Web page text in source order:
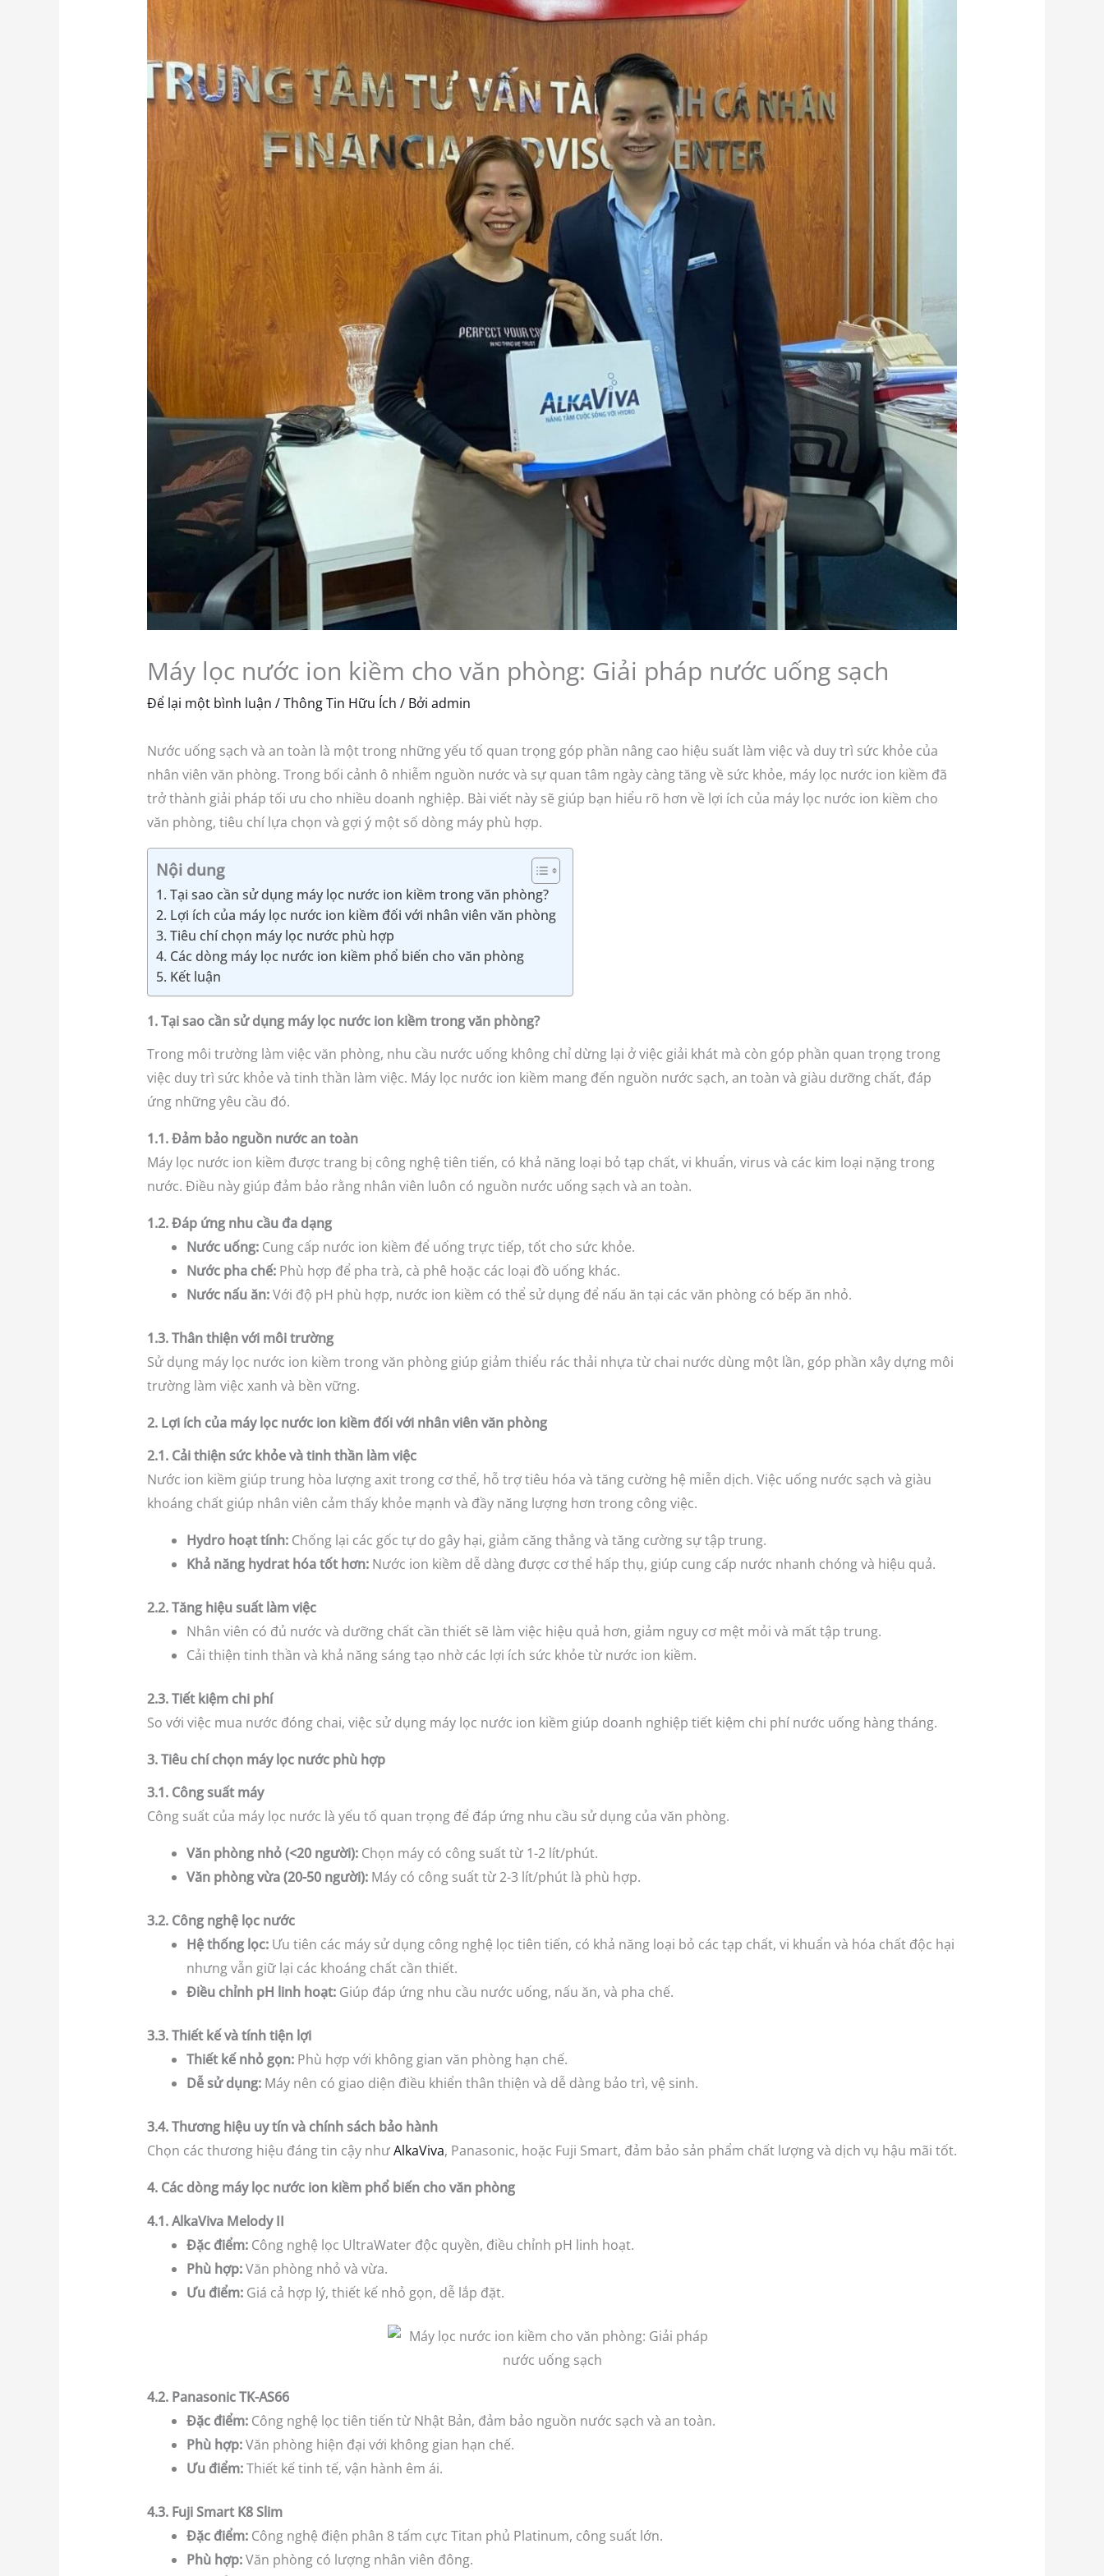
Máy lọc nước ion kiềm cho văn phòng: Giải pháp nước uống sạch
Để lại một bình luận /Thông Tin Hữu Ích / Bởi admin
Nước uống sạch và an toàn là một trong những yếu tố quan trọng góp phần nâng cao hiệu suất làm việc và duy trì sức khỏe của
nhân viên văn phòng. Trong bối cảnh ô nhiễm nguồn nước và sự quan tâm ngày càng tăng về sức khỏe, máy lọc nước ion kiềm đã
trở thành giải pháp tối ưu cho nhiều doanh nghiệp. Bài viết này sẽ giúp bạn hiểu rõ hơn về lợi ích của máy lọc nước ion kiềm cho
văn phòng, tiêu chí lựa chọn và gợi ý một số dòng máy phù hợp.
Nội dung
1. Tại sao cần sử dụng máy lọc nước ion kiềm trong văn phòng?
2. Lợi ích của máy lọc nước ion kiềm đối với nhân viên văn phòng
3. Tiêu chí chọn máy lọc nước phù hợp
4. Các dòng máy lọc nước ion kiềm phổ biến cho văn phòng
5. Kết luận
1. Tại sao cần sử dụng máy lọc nước ion kiềm trong văn phòng?
Trong môi trường làm việc văn phòng, nhu cầu nước uống không chỉ dừng lại ở việc giải khát mà còn góp phần quan trọng trong
việc duy trì sức khỏe và tinh thần làm việc. Máy lọc nước ion kiềm mang đến nguồn nước sạch, an toàn và giàu dưỡng chất, đáp
ứng những yêu cầu đó.
1.1. Đảm bảo nguồn nước an toàn
Máy lọc nước ion kiềm được trang bị công nghệ tiên tiến, có khả năng loại bỏ tạp chất, vi khuẩn, virus và các kim loại nặng trong
nước. Điều này giúp đảm bảo rằng nhân viên luôn có nguồn nước uống sạch và an toàn.
1.2. Đáp ứng nhu cầu đa dạng
Nước uống:Cung cấp nước ion kiềm để uống trực tiếp, tốt cho sức khỏe.
Nước pha chế:Phù hợp để pha trà, cà phê hoặc các loại đồ uống khác.
Nước nấu ăn:Với độ pH phù hợp, nước ion kiềm có thể sử dụng để nấu ăn tại các văn phòng có bếp ăn nhỏ.
1.3. Thân thiện với môi trường
Sử dụng máy lọc nước ion kiềm trong văn phòng giúp giảm thiểu rác thải nhựa từ chai nước dùng một lần, góp phần xây dựng môi
trường làm việc xanh và bền vững.
2. Lợi ích của máy lọc nước ion kiềm đối với nhân viên văn phòng
2.1. Cải thiện sức khỏe và tinh thần làm việc
Nước ion kiềm giúp trung hòa lượng axit trong cơ thể, hỗ trợ tiêu hóa và tăng cường hệ miễn dịch. Việc uống nước sạch và giàu
khoáng chất giúp nhân viên cảm thấy khỏe mạnh và đầy năng lượng hơn trong công việc.
Hydro hoạt tính:Chống lại các gốc tự do gây hại, giảm căng thẳng và tăng cường sự tập trung.
Khả năng hydrat hóa tốt hơn:Nước ion kiềm dễ dàng được cơ thể hấp thụ, giúp cung cấp nước nhanh chóng và hiệu quả.
2.2. Tăng hiệu suất làm việc
Nhân viên có đủ nước và dưỡng chất cần thiết sẽ làm việc hiệu quả hơn, giảm nguy cơ mệt mỏi và mất tập trung.
Cải thiện tinh thần và khả năng sáng tạo nhờ các lợi ích sức khỏe từ nước ion kiềm.
2.3. Tiết kiệm chi phí
So với việc mua nước đóng chai, việc sử dụng máy lọc nước ion kiềm giúp doanh nghiệp tiết kiệm chi phí nước uống hàng tháng.
3. Tiêu chí chọn máy lọc nước phù hợp
3.1. Công suất máy
Công suất của máy lọc nước là yếu tố quan trọng để đáp ứng nhu cầu sử dụng của văn phòng.
Văn phòng nhỏ (<20 người):Chọn máy có công suất từ 1-2 lít/phút.
Văn phòng vừa (20-50 người):Máy có công suất từ 2-3 lít/phút là phù hợp.
3.2. Công nghệ lọc nước
Hệ thống lọc:Ưu tiên các máy sử dụng công nghệ lọc tiên tiến, có khả năng loại bỏ các tạp chất, vi khuẩn và hóa chất độc hại
nhưng vẫn giữ lại các khoáng chất cần thiết.
Điều chỉnh pH linh hoạt:Giúp đáp ứng nhu cầu nước uống, nấu ăn, và pha chế.
3.3. Thiết kế và tính tiện lợi
Thiết kế nhỏ gọn:Phù hợp với không gian văn phòng hạn chế.
Dễ sử dụng:Máy nên có giao diện điều khiển thân thiện và dễ dàng bảo trì, vệ sinh.
3.4. Thương hiệu uy tín và chính sách bảo hành
Chọn các thương hiệu đáng tin cậy nhưAlkaViva, Panasonic, hoặc Fuji Smart, đảm bảo sản phẩm chất lượng và dịch vụ hậu mãi tốt.
4. Các dòng máy lọc nước ion kiềm phổ biến cho văn phòng
4.1. AlkaViva Melody II
Đặc điểm:Công nghệ lọc UltraWater độc quyền, điều chỉnh pH linh hoạt.
Phù hợp:Văn phòng nhỏ và vừa.
Ưu điểm:Giá cả hợp lý, thiết kế nhỏ gọn, dễ lắp đặt.
4.2. Panasonic TK-AS66
Đặc điểm:Công nghệ lọc tiên tiến từ Nhật Bản, đảm bảo nguồn nước sạch và an toàn.
Phù hợp:Văn phòng hiện đại với không gian hạn chế.
Ưu điểm:Thiết kế tinh tế, vận hành êm ái.
4.3. Fuji Smart K8 Slim
Đặc điểm:Công nghệ điện phân 8 tấm cực Titan phủ Platinum, công suất lớn.
Phù hợp:Văn phòng có lượng nhân viên đông.